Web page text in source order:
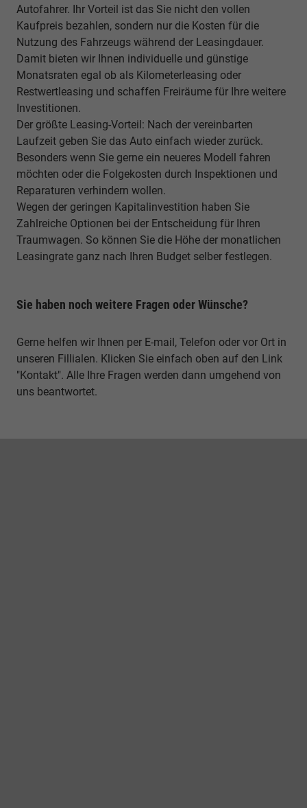
Autofahrer. Ihr Vorteil ist das Sie nicht den vollen
Kaufpreis bezahlen, sondern nur die Kosten für die
Nutzung des Fahrzeugs während der Leasingdauer.
Damit bieten wir Ihnen individuelle und günstige
Monatsraten egal ob als Kilometerleasing oder
Restwertleasing und schaffen Freiräume für Ihre weitere
Investitionen.
Der größte Leasing-Vorteil: Nach der vereinbarten
Laufzeit geben Sie das Auto einfach wieder zurück.
Besonders wenn Sie gerne ein neueres Modell fahren
möchten oder die Folgekosten durch Inspektionen und
Reparaturen verhindern wollen.
Wegen der geringen Kapitalinvestition haben Sie
Zahlreiche Optionen bei der Entscheidung für Ihren
Traumwagen. So können Sie die Höhe der monatlichen
Leasingrate ganz nach Ihren Budget selber festlegen.
Sie haben noch weitere Fragen oder Wünsche?
Gerne helfen wir Ihnen per E-mail, Telefon oder vor Ort in
unseren Fillialen. Klicken Sie einfach oben auf den Link
"Kontakt". Alle Ihre Fragen werden dann umgehend von
uns beantwortet.